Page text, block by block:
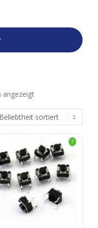
angezeigtNach
Beliebtheit
sortiert
7